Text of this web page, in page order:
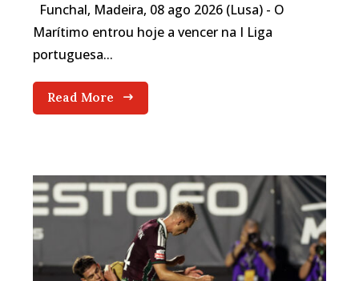
Funchal, Madeira, 08 ago 2026 (Lusa) - O
Marítimo entrou hoje a vencer na I Liga
portuguesa...
Read More